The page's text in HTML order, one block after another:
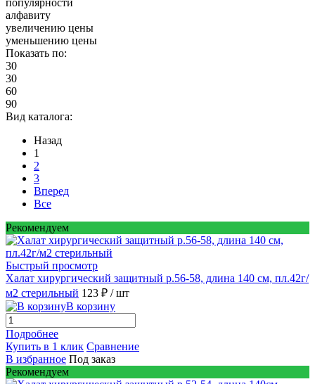
популярности
алфавиту
увеличению цены
уменьшению цены
Показать по:
30
30
60
90
Вид каталога:
Назад
1
2
3
Вперед
Все
Рекомендуем
Быстрый просмотр
Халат хирургический защитный р.56-58, длина 140 см, пл.42г/
м2 стерильный 123 ₽ / шт
В корзину
Подробнее
Купить в 1 клик Сравнение
В избранное Под заказ
Рекомендуем